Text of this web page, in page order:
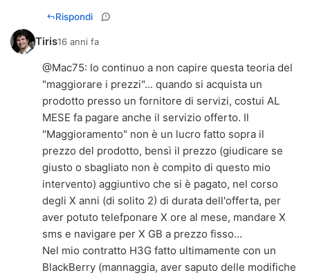
Rispondi
Tiris16 anni fa
@Mac75: Io continuo a non capire questa teoria del
"maggiorare i prezzi"... quando si acquista un
prodotto presso un fornitore di servizi, costui AL
MESE fa pagare anche il servizio offerto. Il
"Maggioramento" non è un lucro fatto sopra il
prezzo del prodotto, bensì il prezzo (giudicare se
giusto o sbagliato non è compito di questo mio
intervento) aggiuntivo che si è pagato, nel corso
degli X anni (di solito 2) di durata dell'offerta, per
aver potuto telefponare X ore al mese, mandare X
sms e navigare per X GB a prezzo fisso...
Nel mio contratto H3G fatto ultimamente con un
BlackBerry (mannaggia, aver saputo delle modifiche